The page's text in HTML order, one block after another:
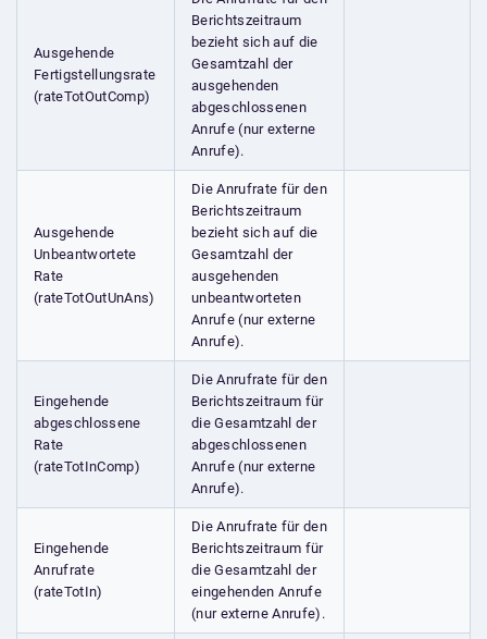
Ausgehende
Fertigstellungsrate
(rateTotOutComp)
Berichtszeitraum
bezieht sich auf die
Gesamtzahl der
ausgehenden
abgeschlossenen
Anrufe (nur externe
Anrufe).
Ausgehende
Unbeantwortete
Rate
(rateTotOutUnAns)
Die Anrufrate für den
Berichtszeitraum
bezieht sich auf die
Gesamtzahl der
ausgehenden
unbeantworteten
Anrufe (nur externe
Anrufe).
Eingehende
abgeschlossene
Rate
(rateTotInComp)
Die Anrufrate für den
Berichtszeitraum für
die Gesamtzahl der
abgeschlossenen
Anrufe (nur externe
Anrufe).
Eingehende
Anrufrate
(rateTotIn)
Die Anrufrate für den
Berichtszeitraum für
die Gesamtzahl der
eingehenden Anrufe
(nur externe Anrufe).